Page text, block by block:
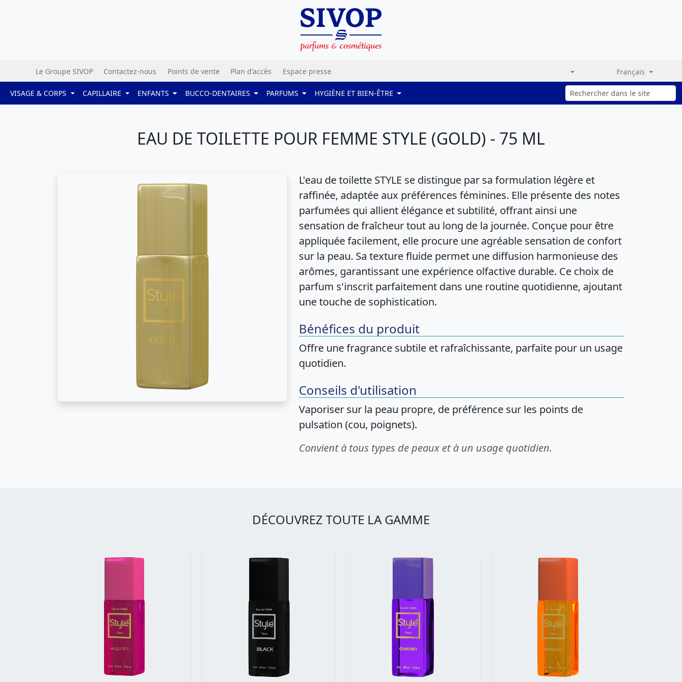
Le Groupe SIVOP Contactez-nous Points de vente Plan d'accès Espace presse Français
VISAGE & CORPS CAPILLAIRE ENFANTS BUCCO-DENTAIRES PARFUMS HYGIÈNE ET BIEN-ÊTRE
EAU DE TOILETTE POUR FEMME STYLE (GOLD) - 75 ML
L'eau de toilette STYLE se distingue par sa formulation légère et
raffinée, adaptée aux préférences féminines. Elle présente des notes
parfumées qui allient élégance et subtilité, offrant ainsi une
sensation de fraîcheur tout au long de la journée. Conçue pour être
appliquée facilement, elle procure une agréable sensation de confort
sur la peau. Sa texture fluide permet une diffusion harmonieuse des
arômes, garantissant une expérience olfactive durable. Ce choix de
parfum s'inscrit parfaitement dans une routine quotidienne, ajoutant
une touche de sophistication.
Bénéfices du produit
Offre une fragrance subtile et rafraîchissante, parfaite pour un usage
quotidien.
Conseils d'utilisation
Vaporiser sur la peau propre, de préférence sur les points de
pulsation (cou, poignets).
Convient à tous types de peaux et à un usage quotidien.
DÉCOUVREZ TOUTE LA GAMME
Précédent